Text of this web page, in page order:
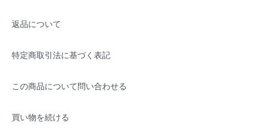
返品について
特定商取引法に基づく表記
この商品について問い合わせる
買い物を続ける